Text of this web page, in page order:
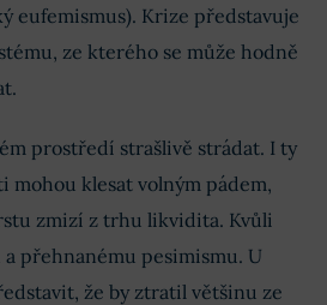
eufemismus). Krize představuje
ze kterého se může hodně
prostředí strašlivě strádat. I ty
mohou klesat volným pádem,
zmizí z trhu likvidita. Kvůli
přehnanému pesimismu. U
že by ztratil většinu ze